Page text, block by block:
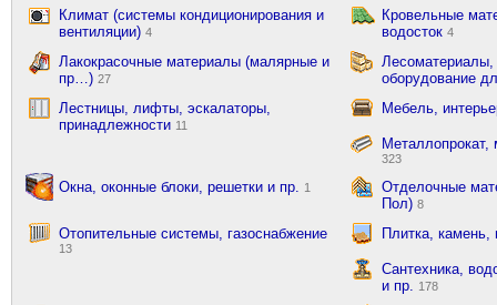
Климат (системы кондиционирования и
вентиляции) 4
Кровельные
водосток 4
Лакокрасочные материалы (малярные и
пр…) 27
оборудование
Лестницы, лифты, эскалаторы,
принадлежности 11
Мебель,
323
Окна, оконные блоки, решетки и пр. 1
Отделочные
Пол) 8
Отопительные системы, газоснабжение
13
Плитка,
Сантехника,
и пр.
178